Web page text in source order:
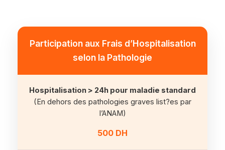
Participation aux Frais d’Hospitalisation
selon la Pathologie
Hospitalisation > 24h pour maladie standard
(En dehors des pathologies graves list?es par
l’ANAM)
500 DH